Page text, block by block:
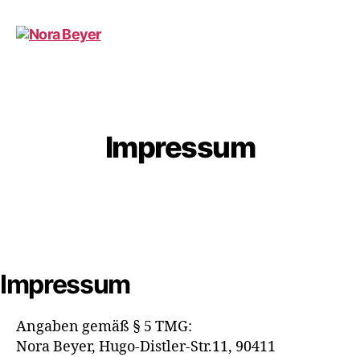
Impressum
Impressum
Angaben gemäß § 5 TMG:
Nora Beyer, Hugo-Distler-Str.11, 90411